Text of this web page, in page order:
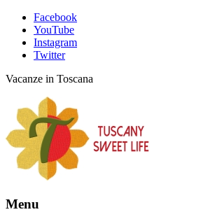
Facebook
YouTube
Instagram
Twitter
Vacanze in Toscana
Menu